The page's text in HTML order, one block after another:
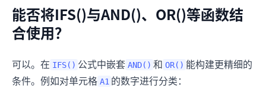
能否将IFS()与AND()、OR()等函数结
合使用？
可以。在 IFS() 公式中嵌套 AND() 和 OR() 能构建更精细的
条件。例如对单元格 A1 的数字进行分类：